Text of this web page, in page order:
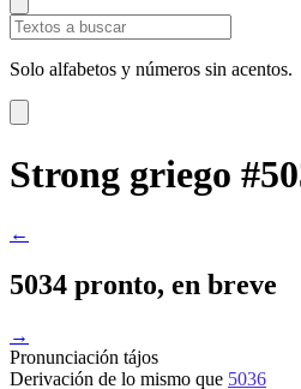
Solo alfabetos y números sin acentos.
Strong griego
←
5034 pronto, en breve
→
Pronunciación tájos
Derivación de lo mismo que 5036